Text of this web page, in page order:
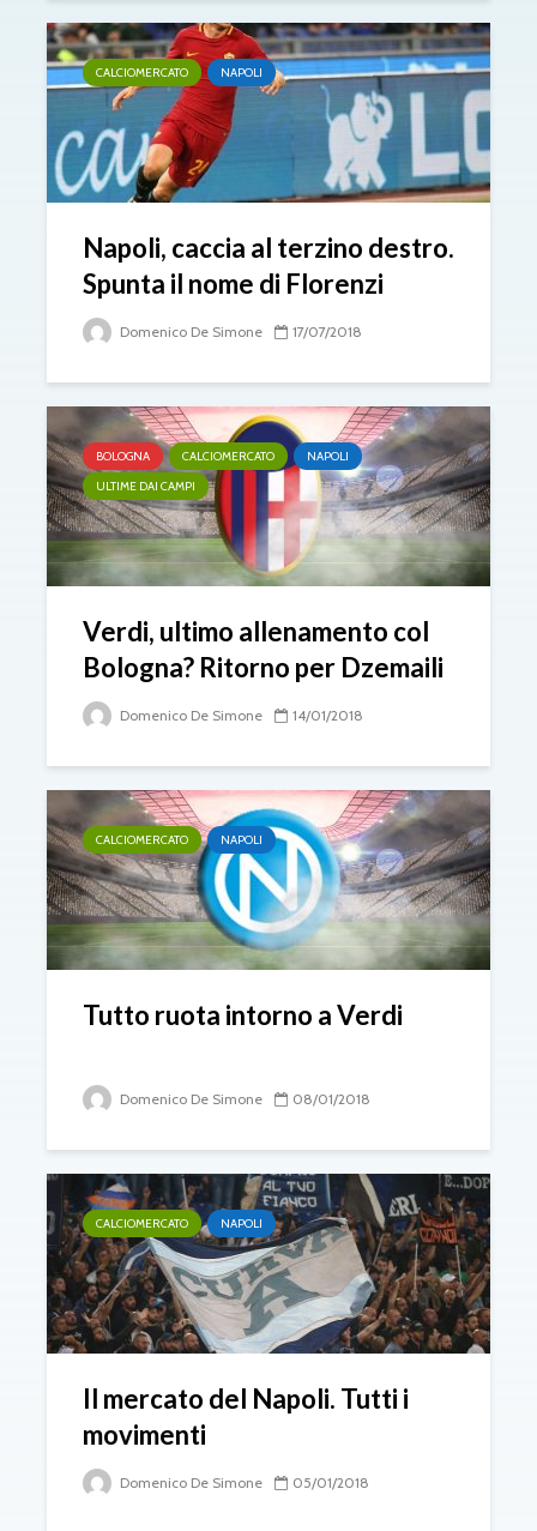
CALCIOMERCATO NAPOLI
Napoli, caccia al terzino destro.
Spunta il nome di Florenzi
Domenico De Simone 17/07/2018
BOLOGNA CALCIOMERCATO
NAPOLI
ULTIME DAI CAMPI
Verdi, ultimo allenamento col
Bologna? Ritorno per Dzemaili
Domenico De Simone 14/01/2018
CALCIOMERCATO NAPOLI
Tutto ruota intorno a Verdi
Domenico De Simone 08/01/2018
CALCIOMERCATO NAPOLI
Il mercato del Napoli. Tutti i
movimenti
Domenico De Simone 05/01/2018